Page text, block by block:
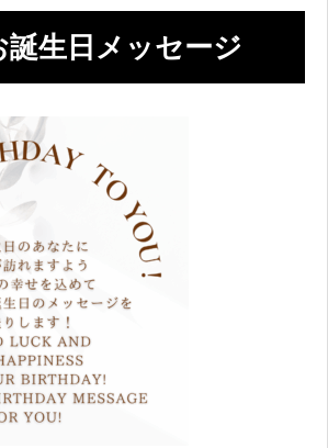
誕生日メッセージ